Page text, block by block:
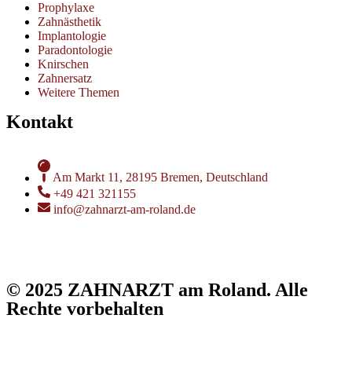
Prophylaxe
Zahnästhetik
Implantologie
Paradontologie
Knirschen
Zahnersatz
Weitere Themen
Kontakt
Am Markt 11, 28195 Bremen, Deutschland
+49 421 321155
info@zahnarzt-am-roland.de
© 2025 ZAHNARZT am Roland. Alle
Rechte vorbehalten